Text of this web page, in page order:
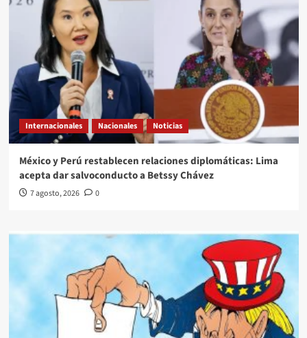
Internacionales Nacionales Noticias
México y Perú restablecen relaciones diplomáticas: Lima
acepta dar salvoconducto a Betssy Chávez
7 agosto, 2026 0